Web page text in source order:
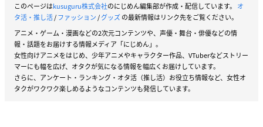
このページはkusuguru株式会社のにじめん編集部が作成・配信しています。 オ
タ活・推し活/ファッション/グッズの最新情報はリンク先をご覧ください。
アニメ・ゲーム・漫画などの2次元コンテンツや、声優・舞台・俳優などの情
報・話題をお届けする情報メディア「にじめん」。
女性向けアニメをはじめ、少年アニメやキャラクター作品、VTuberなどストリー
マーにも幅を広げ、オタクが気になる情報を幅広くお届けしています。
さらに、アンケート・ランキング・オタ活（推し活）お役立ち情報など、女性オ
タクがワクワク楽しめるようなコンテンツも発信しています。